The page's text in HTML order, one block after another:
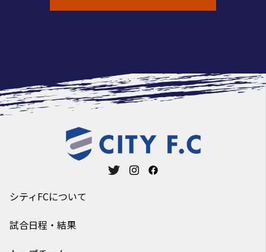
シティFCについて
試合日程・結果